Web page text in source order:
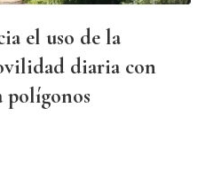
el uso de la
diaria con
polígonos